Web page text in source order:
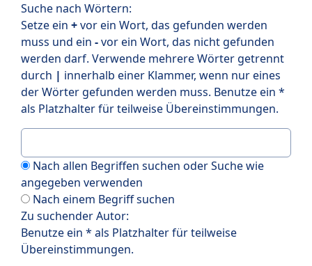
Suche nach Wörtern:
Setze ein +vor ein Wort, das gefunden werden
muss und ein -vor ein Wort, das nicht gefunden
werden darf. Verwende mehrere Wörter getrennt
durch | innerhalb einer Klammer, wenn nur eines
der Wörter gefunden werden muss. Benutze ein *
als Platzhalter für teilweise Übereinstimmungen.
Nach allen Begriffen suchen oder Suche wie
angegeben verwenden
Nach einem Begriff suchen
Zu suchender Autor:
Benutze ein * als Platzhalter für teilweise
Übereinstimmungen.